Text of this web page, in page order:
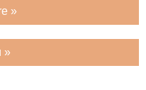
»
»